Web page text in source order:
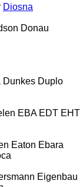
Diosna
Donau
Dunkes Duplo
EBA EDT EHT
Eaton Ebara
Eigenbau